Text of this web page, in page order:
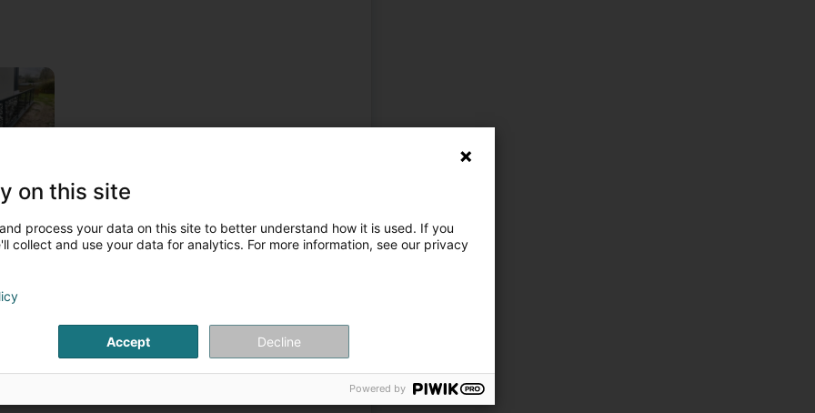
an Balustrade Gelänner
44,1 km
(Lëtzebuerg)
6
chez Mylar SARL, spécialiste de la vente et de
et les professionnels. Nous intervenons sur
on this site
process your data on this site to better understand how it is used. If you
collect and use your data for analytics. For more information, see our privacy
Accept Decline
Powered by